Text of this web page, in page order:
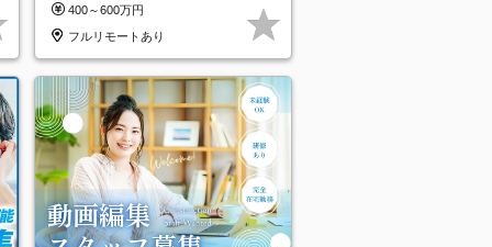
400～600万円
フルリモートあり